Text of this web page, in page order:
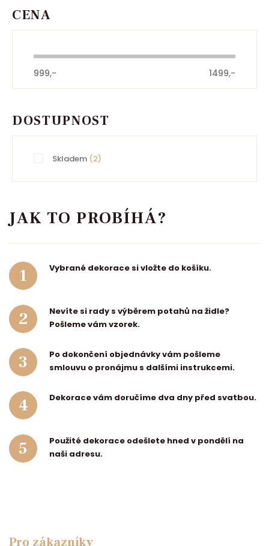
CENA
999,- 1499,-
DOSTUPNOST
Skladem (2)
JAK TO PROBÍHÁ?
1 Vybrané dekorace si vložte do košíku.
2
Nevíte si rady s výběrem potahů na židle?
Pošleme vám vzorek.
3
Po dokončení objednávky vám pošleme
smlouvu o pronájmu s dalšími instrukcemi.
4 Dekorace vám doručíme dva dny před svatbou.
5
Použité dekorace odešlete hned v pondělí na
naši adresu.
Pro zákazníky